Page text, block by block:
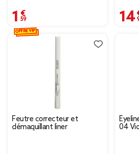
1,59 € 14,99
Feutre correcteur et
démaquillant liner
OFFRE VIP
04